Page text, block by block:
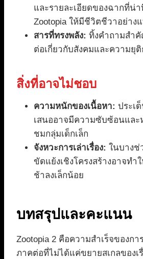
และรายละเอียดของฉากที่น่า
Zootopia ให้มีชีวิตชีวาอย่าง
สารที่ทรงพลัง: ทิ้งคำถามสำ
ต่อเกี่ยวกับสังคมและความยุ
สิ่งที่อาจไม่ชอบ
ความหนักของเนื้อหา: ประเ
เสนออาจมีความซับซ้อนและ
ชมกลุ่มเด็กเล็ก
จังหวะการเล่าเรื่อง: ในบางช่
ขัดแย้งเชิงโครงสร้างอาจทำ
ช้าลงเล็กน้อย
บทสรุปและคะแนน
Zootopia 2 คือความสำเร็จของก
ภาคต่อที่ไม่ได้แค่ขยายสเกลของเ